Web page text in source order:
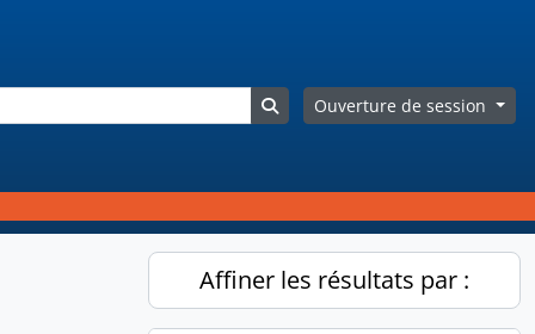
Search in browse page
Ouverture de session
Affiner les résultats par :